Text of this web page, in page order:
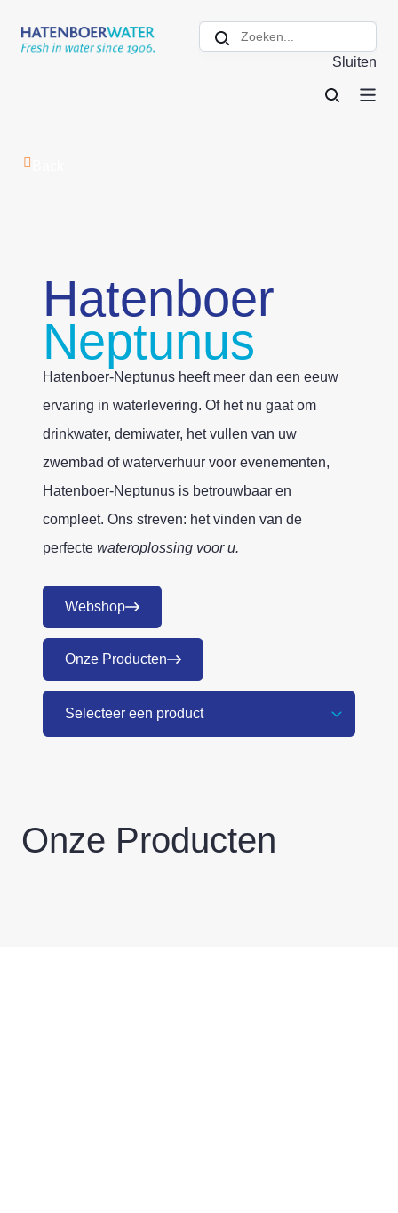
Sluiten
Hatenboer
Neptunus
Hatenboer-Neptunus heeft meer dan een eeuw
ervaring in waterlevering. Of het nu gaat om
drinkwater, demiwater, het vullen van uw
zwembad of waterverhuur voor evenementen,
Hatenboer-Neptunus is betrouwbaar en
compleet. Ons streven: het vinden van de
perfecte wateroplossing voor u.
Webshop
Onze Producten
Onze Producten